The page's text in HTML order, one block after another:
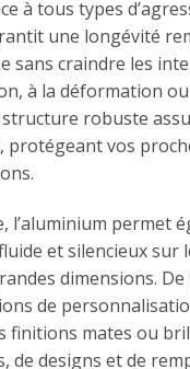
à tous types
une longévité
sans craindre les
à la déformation
robuste
protégeant vos
l’aluminium permet
et silencieux sur
dimensions.
de
finitions mates ou
de designs et de